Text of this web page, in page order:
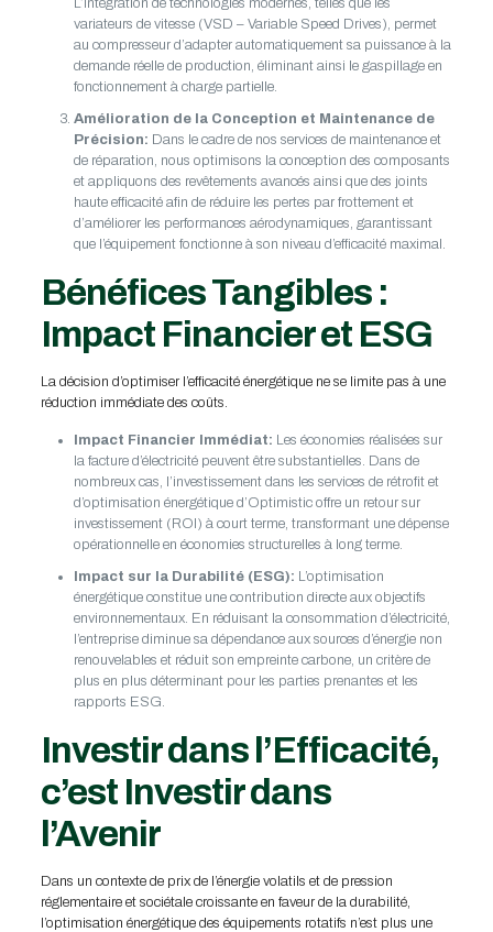
L’intégration de technologies modernes, telles que les
variateurs de vitesse (VSD – Variable Speed Drives), permet
au compresseur d’adapter automatiquement sa puissance à la
demande réelle de production, éliminant ainsi le gaspillage en
fonctionnement à charge partielle.
Amélioration de la Conception et Maintenance de
Précision: Dans le cadre de nos services de maintenance et
de réparation, nous optimisons la conception des composants
et appliquons des revêtements avancés ainsi que des joints
haute efficacité afin de réduire les pertes par frottement et
d’améliorer les performances aérodynamiques, garantissant
que l’équipement fonctionne à son niveau d’efficacité maximal.
Bénéfices Tangibles :
Impact Financier et ESG
La décision d’optimiser l’efficacité énergétique ne se limite pas à une
réduction immédiate des coûts.
Impact Financier Immédiat: Les économies réalisées sur
la facture d’électricité peuvent être substantielles. Dans de
nombreux cas, l’investissement dans les services de rétrofit et
d’optimisation énergétique d’Optimistic offre un retour sur
investissement (ROI) à court terme, transformant une dépense
opérationnelle en économies structurelles à long terme.
Impact sur la Durabilité (ESG): L’optimisation
énergétique constitue une contribution directe aux objectifs
environnementaux. En réduisant la consommation d’électricité,
l’entreprise diminue sa dépendance aux sources d’énergie non
renouvelables et réduit son empreinte carbone, un critère de
plus en plus déterminant pour les parties prenantes et les
rapports ESG.
Investir dans l’Efficacité,
c’est Investir dans
l’Avenir
Dans un contexte de prix de l’énergie volatils et de pression
réglementaire et sociétale croissante en faveur de la durabilité,
l’optimisation énergétique des équipements rotatifs n’est plus une